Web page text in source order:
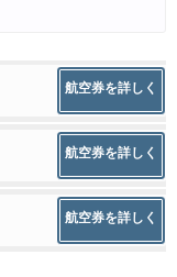
航空券を詳しく
航空券を詳しく
航空券を詳しく